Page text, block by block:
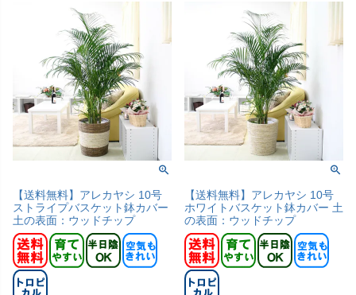
【送料無料】アレカヤシ 10号
ストライプバスケット鉢カバー
土の表面：ウッドチップ
【送料無料】アレカヤシ 10号
ホワイトバスケット鉢カバー 土
の表面：ウッドチップ